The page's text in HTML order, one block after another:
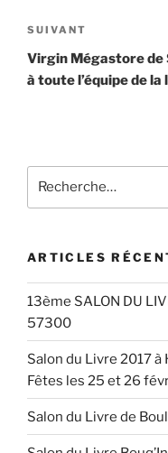
Article
suivant
SUIVANT
Virgin Mégastore de
à toute l’équipe de la
pour
ARTICLES
13ème SALON DU
57300
Salon du Livre 2017
Fêtes les 25 et 26
Salon du Livre de